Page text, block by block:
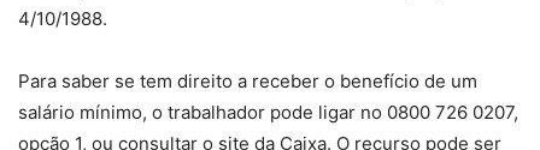
4/10/1988.
Para saber se tem direito a receber o benefício de um
salário mínimo, o trabalhador pode ligar no 0800 726 0207,
opção 1, ou consultar o site da Caixa. O recurso pode ser